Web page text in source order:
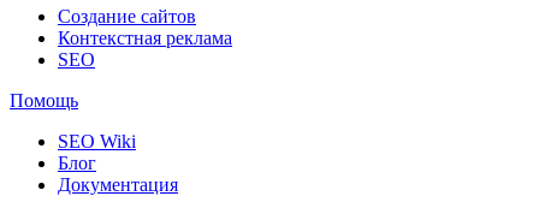
Создание сайтов
Контекстная реклама
SEO
Помощь
SEO Wiki
Блог
Документация